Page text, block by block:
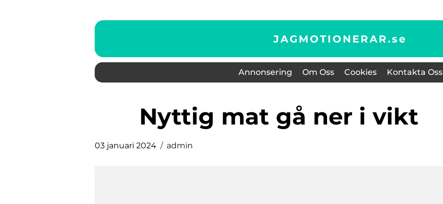
JAGMOTIONERAR.se
Annonsering Om Oss Cookies Kontakta Oss
nyttig mat gå ner i vikt
03 januari 2024 admin